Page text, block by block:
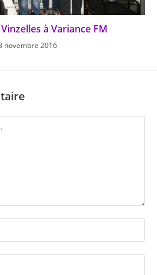
à Variance FM
novembre 2016